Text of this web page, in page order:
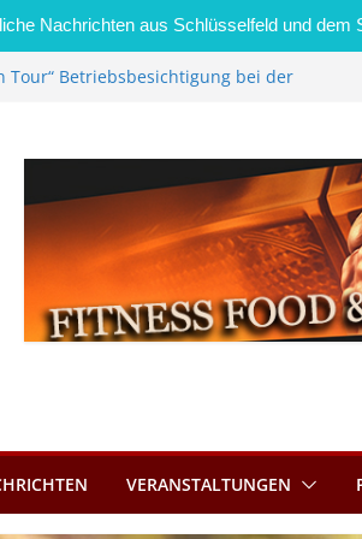
Nachrichten aus Schlüsselfeld und dem
Tour“ Betriebsbesichtigung bei der
bietet Online-Anmeldung für
an
im Wert von 600 Euro
VERANSTALTUNGEN